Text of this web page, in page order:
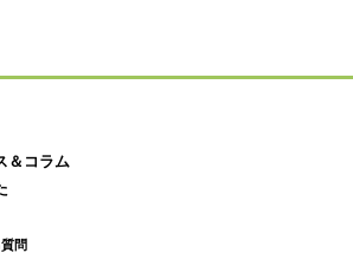
＆コラム
問